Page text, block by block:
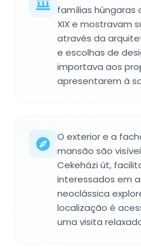
famílias húngaras
XIX e mostravam
através da
e escolhas de
importava aos
apresentarem à
O exterior e a
mansão são
Cekeházi út,
interessados em
neoclássica
localização é
uma visita